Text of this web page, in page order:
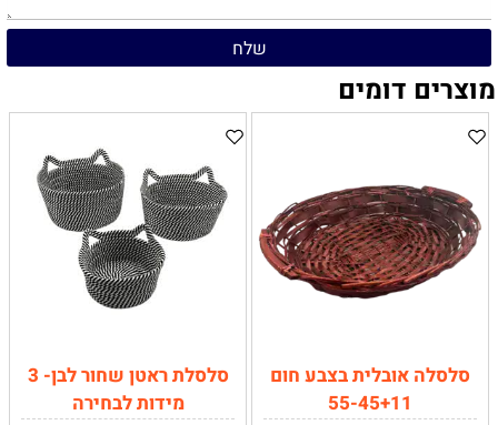
מוצרים דומים
סלסלה אובלית בצבע חום
55-45+11
סלסלת ראטן שחור לבן- 3
מידות לבחירה